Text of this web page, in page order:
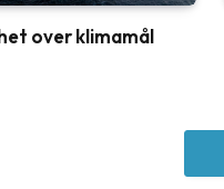
over klimamål